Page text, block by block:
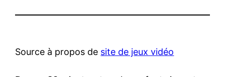
Source à propos de site de jeux vidéo